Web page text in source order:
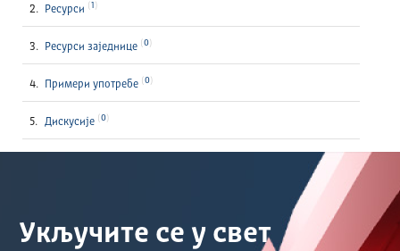
Ресурси 1
Ресурси заједнице 0
Примери употребе 0
Дискусије 0
Укључите се у свет